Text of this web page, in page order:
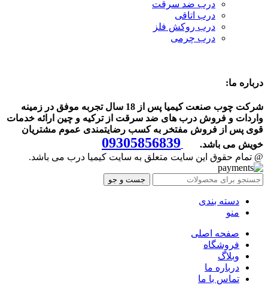
درب ضد سرقت
درب اتاقی
درب روکش فلز
درب چرمی
درباره ما:
شرکت چوب صنعت کیمیا پس از 18 سال تجربه موفق در زمینه
واردات و فروش درب های ضد سرقت از ترکیه و چین ارائه خدمات
قوی پس از فروش مفتخر به کسب رضایتمندی عموم مشتریان
خویش می باشد.
09305856839
@ تمام حقوق این سایت متعلق به سایت کیمیا درب می باشد.
جست و جو
دسته بندی
منو
صفحه اصلی
فروشگاه
وبلاگ
درباره ما
تماس با ما